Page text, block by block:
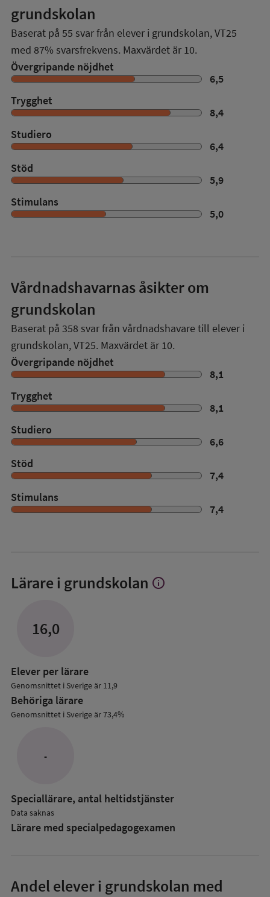
grundskolan
Baserat på 55 svar från elever i grundskolan,VT25
med 87% svarsfrekvens. Maxvärdet är 10.
Övergripande nöjdhet
6,5
Trygghet
8,4
Studiero
6,4
Stöd
5,9
Stimulans
5,0
Vårdnadshavarnas åsikter om
grundskolan
Baserat på 358 svar från vårdnadshavare till elever i
grundskolan,VT25. Maxvärdet är 10.
Övergripande nöjdhet
8,1
Trygghet
8,1
Studiero
6,6
Stöd
7,4
Stimulans
7,4
Lärare i grundskolan Visa
info
16,0
Elever per lärare
Genomsnittet i Sverige är 11,9
Behöriga lärare
Genomsnittet i Sverige är 73,4%
-
Speciallärare, antal heltidstjänster
Data saknas
Lärare med specialpedagog­examen
Andel elever i grundskolan med